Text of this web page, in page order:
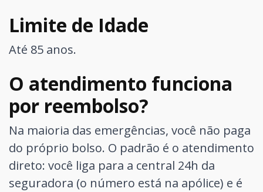
Limite de Idade
Até 85 anos.
O atendimento funciona
por reembolso?
Na maioria das emergências, você não paga
do próprio bolso. O padrão é o atendimento
direto: você liga para a central 24h da
seguradora (o número está na apólice) e é